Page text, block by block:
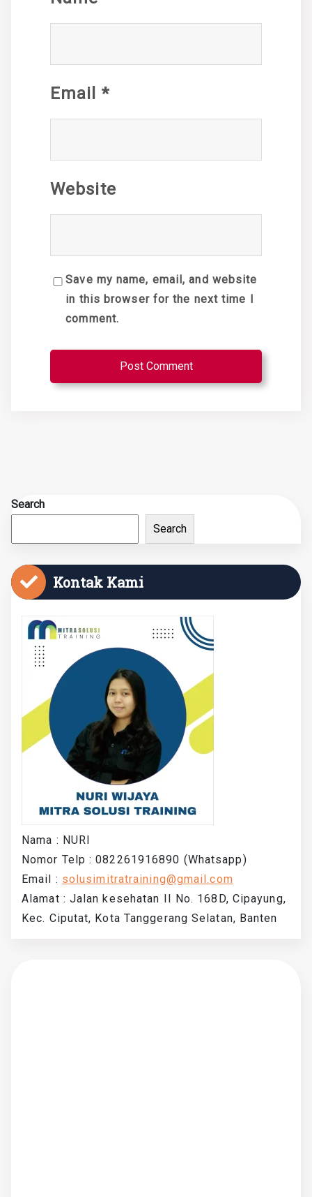
Email *
Website
Save my name, email, and website
in this browser for the next time I
comment.
Search
Search
Kontak Kami
Nama : NURI
Nomor Telp : 082261916890 (Whatsapp)
Email : solusimitratraining@gmail.com
Alamat : Jalan kesehatan II No. 168D, Cipayung,
Kec. Ciputat, Kota Tanggerang Selatan, Banten